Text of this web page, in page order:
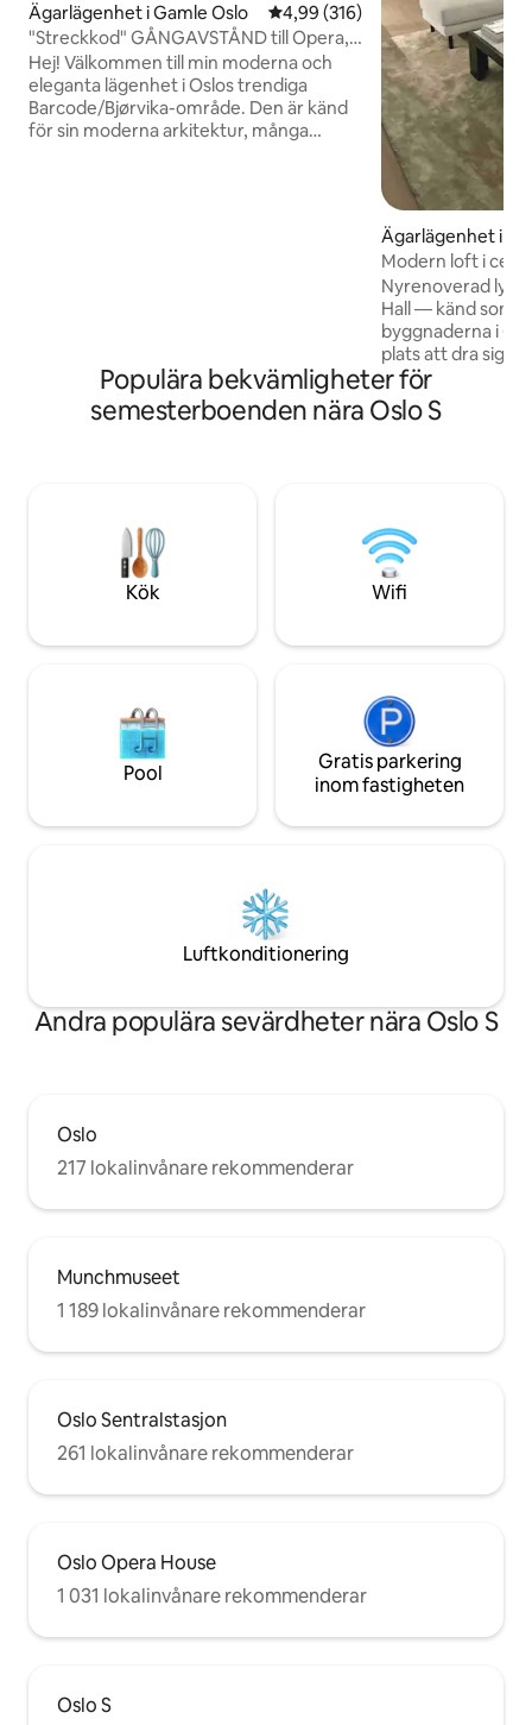
Ägarlägenhet i Gamle Oslo 4,99 av 5 i genomsnittligt
4,99 (316)
"Streckkod" GÅNGAVSTÅND till Opera,
Munch, Central
Hej! Välkommen till min moderna och
eleganta lägenhet i Oslos trendiga
Barcode/Bjørvika-område. Den är känd
för sin moderna arkitektur, många
Ägarlägenhet i
Modern loft i
innergård!
Nyrenoverad
Hall — känd som
byggnaderna i
plats att dra sig
mitt i centrum. Egen innergård OCH
balkong. Perfekt läge: Centralstation,
flygplatståg,
tvättstuga inuti
med golvvärme.
Populära bekvämligheter för
semesterboenden nära Oslo S
Kök Wifi
Pool
Gratis parkering
inom fastigheten
Luftkonditionering
Andra populära sevärdheter nära Oslo S
Oslo
217 lokalinvånare rekommenderar
Munchmuseet
1 189 lokalinvånare rekommenderar
Oslo Sentralstasjon
261 lokalinvånare rekommenderar
Oslo Opera House
1 031 lokalinvånare rekommenderar
Oslo S